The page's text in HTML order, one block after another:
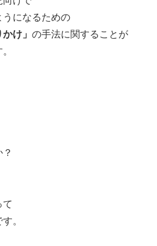
うになるための
かけ」 の手法に関することが
て
。